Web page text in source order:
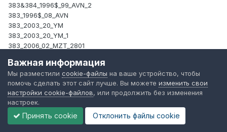
383&384_1996$_99_AVN_2
383_1996$_08_AVN
383_2003_20_YM
383_2003_20_YM_1
383_2006_02_MZT_2801
383_2006_02_MZT_2801_1
383_2006_02_MZT_2801_2
384_2006_99_VP_0105
385_2006_99_VP_0105
385t_2003_02_YM
386_2006_01_VP_0105
386_2006_02_MZT_2801
Важная информация
Мы разместили cookie-файлы на ваше устройство, чтобы
помочь сделать этот сайт лучше. Вы можете изменить свои
настройки cookie-файлов, или продолжить без изменения
настроек.
Принять cookie Отклонить файлы сookie